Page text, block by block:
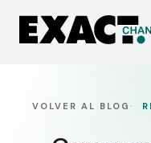
VOLVER AL BLOG ·